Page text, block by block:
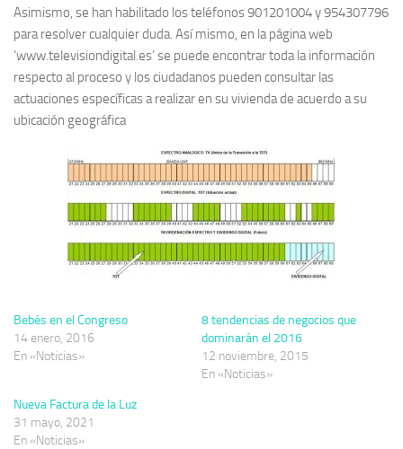
Asimismo, se han habilitado los teléfonos 901201004 y 954307796
para resolver cualquier duda. Así mismo, en la página web
‘www.televisiondigital.es’ se puede encontrar toda la información
respecto al proceso y los ciudadanos pueden consultar las
actuaciones específicas a realizar en su vivienda de acuerdo a su
ubicación geográfica
Bebés en el Congreso
14 enero, 2016
En «Noticias»
8 tendencias de negocios que
dominarán el 2016
12 noviembre, 2015
En «Noticias»
Nueva Factura de la Luz
31 mayo, 2021
En «Noticias»